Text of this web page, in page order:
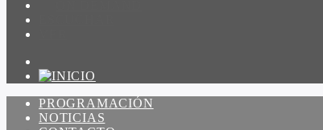
PROGRAMACIÓN
NOTICIAS